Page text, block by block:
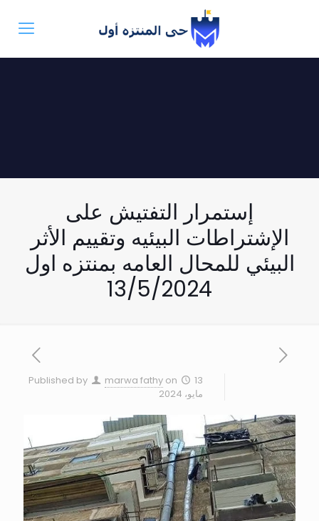
إستمرار التفتيش على
الإشتراطات البيئيه وتقييم الأثر
البيئي للمحال العامه بمنتزه اول
13/5/2024
Published by marwa fathy on
13
مايو، 2024